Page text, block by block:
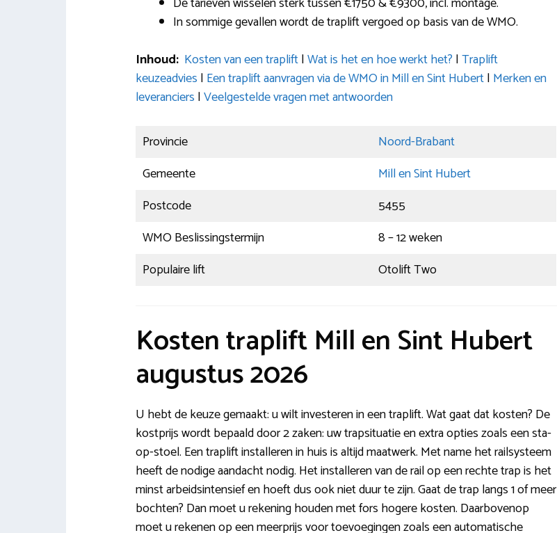
In sommige gevallen wordt de traplift vergoed op basis van de WMO.
Inhoud: Kosten van een traplift|Wat is het en hoe werkt het? |Traplift
keuzeadvies | Een traplift aanvragen via de WMO in Mill en Sint Hubert| Merken en
leveranciers |Veelgestelde vragen met antwoorden
Provincie
Noord-Brabant
Gemeente
Mill en Sint Hubert
Postcode
5455
WMO Beslissingstermijn
8 – 12 weken
Populaire lift
Otolift Two
Kosten traplift Mill en Sint Hubert
augustus 2026
U hebt de keuze gemaakt: u wilt investeren in een traplift. Wat gaat dat kosten? De
kostprijs wordt bepaald door 2 zaken: uw trapsituatie en extra opties zoals een sta-
op-stoel. Een traplift installeren in huis is altijd maatwerk. Met name het railsysteem
heeft de nodige aandacht nodig. Het installeren van de rail op een rechte trap is het
minst arbeidsintensief en hoeft dus ook niet duur te zijn. Gaat de trap langs 1 of meer
bochten? Dan moet u rekening houden met fors hogere kosten. Daarbovenop
moet u rekenen op een meerprijs voor toevoegingen zoals een automatische